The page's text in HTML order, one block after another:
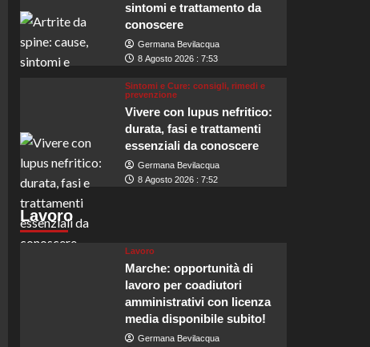
sintomi e trattamento da
conoscere
Germana Bevilacqua
8 Agosto 2026 : 7:53
Sintomi e Cure: consigli, rimedi e
prevenzione
Vivere con lupus nefritico:
durata, fasi e trattamenti
essenziali da conoscere
Germana Bevilacqua
8 Agosto 2026 : 7:52
Lavoro
Lavoro
Marche: opportunità di
lavoro per coadiutori
amministrativi con licenza
media disponibile subito!
Germana Bevilacqua